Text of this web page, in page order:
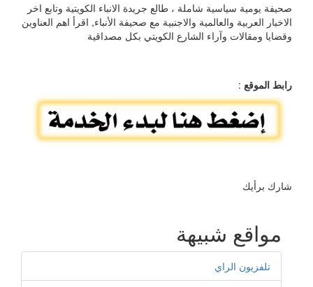
صحيفة يومية سياسية شاملة ، طالع جريدة الانباء الكويتية وتابع اخر
الاخبار العربية والعالمية والاجنبية مع صحيفة الأنباء, اقرأ اهم العناوين
وقضايا ومقالات وآراء الشارع الكويتي بكل مصداقية
رابط الموقع :
شارك برأيك
مواقع شبيهة
تلفزيون الراي